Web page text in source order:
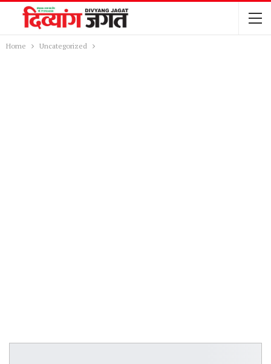
Home Uncategorized